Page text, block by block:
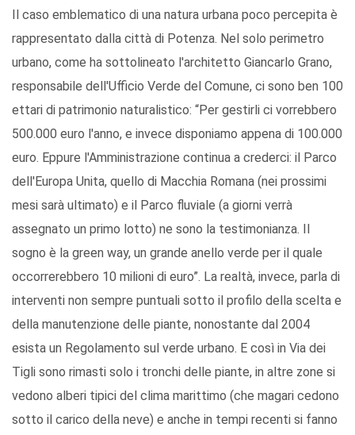
Il caso emblematico di una natura urbana poco percepita è
rappresentato dalla città di Potenza. Nel solo perimetro
urbano, come ha sottolineato l'architetto Giancarlo Grano,
responsabile dell'Ufficio Verde del Comune, ci sono ben 100
ettari di patrimonio naturalistico: “Per gestirli ci vorrebbero
500.000 euro l'anno, e invece disponiamo appena di 100.000
euro. Eppure l'Amministrazione continua a crederci: il Parco
dell'Europa Unita, quello di Macchia Romana (nei prossimi
mesi sarà ultimato) e il Parco fluviale (a giorni verrà
assegnato un primo lotto) ne sono la testimonianza. Il
sogno è la green way, un grande anello verde per il quale
occorrerebbero 10 milioni di euro”. La realtà, invece, parla di
interventi non sempre puntuali sotto il profilo della scelta e
della manutenzione delle piante, nonostante dal 2004
esista un Regolamento sul verde urbano. E così in Via dei
Tigli sono rimasti solo i tronchi delle piante, in altre zone si
vedono alberi tipici del clima marittimo (che magari cedono
sotto il carico della neve) e anche in tempi recenti si fanno